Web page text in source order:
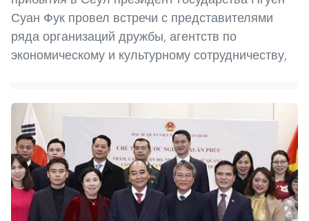
Суан Фук провел встречи с представителями
ряда организаций дружбы, агентств по
экономическому и культурному сотрудничеству,